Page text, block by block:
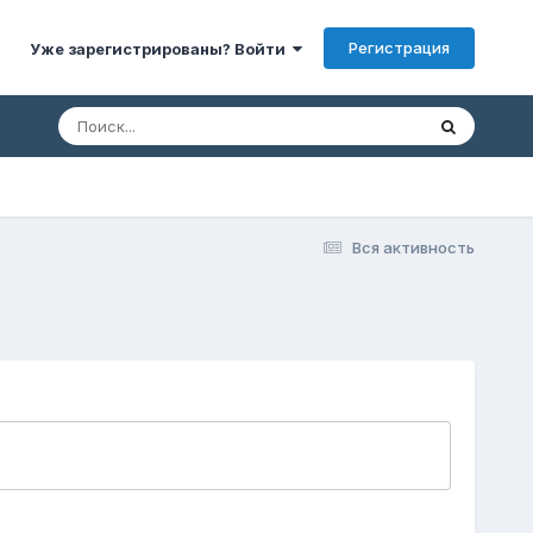
Уже зарегистрированы? Войти Регистрация
Вся активность